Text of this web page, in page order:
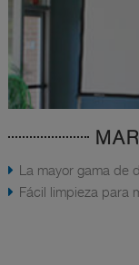
La mayor gama de
Fácil limpieza para